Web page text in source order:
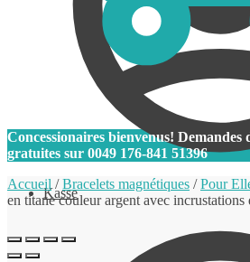
Kasse
Concessionaires bienvenus! Demandes
gratuites sur 0049 176-841 51396
Accueil /Bracelets magnétiques /Pour
en titane couleur argent avec incrustations